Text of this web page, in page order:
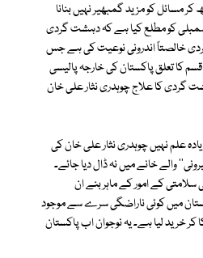
کو مزید گمبھیر نہیں بنانا
کو مطلع کیا ہے کہ دہشت گردی
خالصتاً اندرونی نوعیت کی ہے جس
کا تعلق پاکستان کی خارجہ پالیسی
کا علاج چوہدری نثار علی خان
علم نہیں چوہدری نثار علی خان کی
والے خانے میں نہ ڈال دیا جائے۔
کے امور کے ماہر بنے ان
میں کوئی ناراضگی سرے سے موجود
خرید لیا ہے۔ یہ نوجوان اب پاکستان